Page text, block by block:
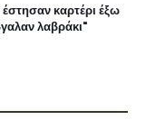
καρτέρι έξω
λαβράκι"